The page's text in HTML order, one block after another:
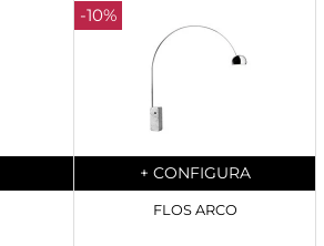
-10%
Quantità
+ CONFIGURA
FLOS ARCO